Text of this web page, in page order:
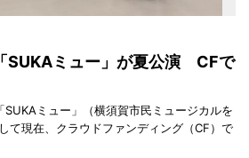
SUKAミュー」が夏公演 CFで
ミュー」（横須賀市民ミュージカルを
て現在、クラウドファンディング（CF）で